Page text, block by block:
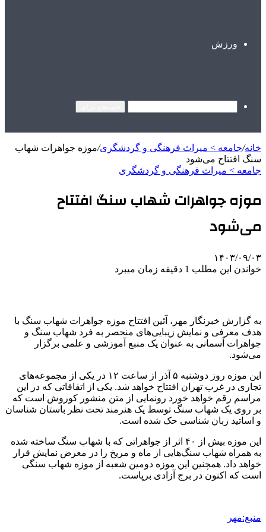
ورزش
خانه/جامعه > میراث فرهنگی و گردشگری/موزه جواهرات شهاب
سنگ افتتاح می‌شود
جامعه > میراث فرهنگی و گردشگری
موزه جواهرات شهاب سنگ افتتاح
می‌شود
۱۴۰۳/۰۹/۰۳
خواندن این مطلب 1 دقیقه زمان میبرد
به گزارش خبرنگار مهر، آئین افتتاح موزه جواهرات شهاب سنگ با
هدف معرفی و نمایش زیبایی‌های منحصر به فرد شهاب سنگ و
جواهرات آسمانی به عنوان یک منبع آموزشی و علمی برگزار
می‌شود.
این موزه روز دوشنبه ۵ آذر از ساعت ۱۲ در یکی از مجموعه‌های
تجاری در غرب تهران افتتاح خواهد شد. یکی از اتفاقاتی که در این
مراسم رقم خواهد خورد رونمایی از متن منشور کوروش است که
بر روی یک شهاب سنگ توسط یک هنرمند تحت نظر باستان شناسان
و اساتید زبان شناسی حک شده است.
این موزه بیش از ۴۰ اثر از جواهراتی که با شهاب سنگ ساخته شده
به همراه شهاب سنگ‌هایی از ماه و مریخ را در معرض نمایش قرار
خواهد داد. همچنین این موزه دومین شعبه از موزه شهاب سنگی
است که اکنون در برج آزادی برپاست.
منبع:مهر